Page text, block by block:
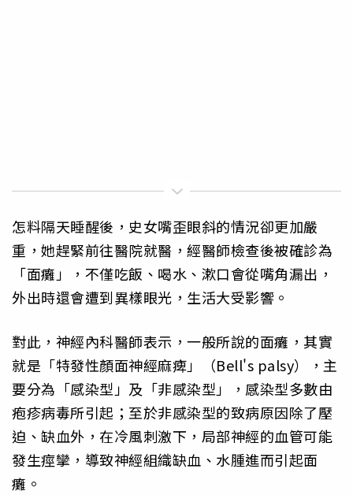
怎料隔天睡醒後，史女嘴歪眼斜的情況卻更加嚴
重，她趕緊前往醫院就醫，經醫師檢查後被確診為
「面癱」，不僅吃飯、喝水、漱口會從嘴角漏出，
外出時還會遭到異樣眼光，生活大受影響。
對此，神經內科醫師表示，一般所說的面癱，其實
就是「特發性顏面神經麻痺」（Bell's palsy），主
要分為「感染型」及「非感染型」，感染型多數由
疱疹病毒所引起；至於非感染型的致病原因除了壓
迫、缺血外，在冷風刺激下，局部神經的血管可能
發生痙攣，導致神經組織缺血、水腫進而引起面
癱。